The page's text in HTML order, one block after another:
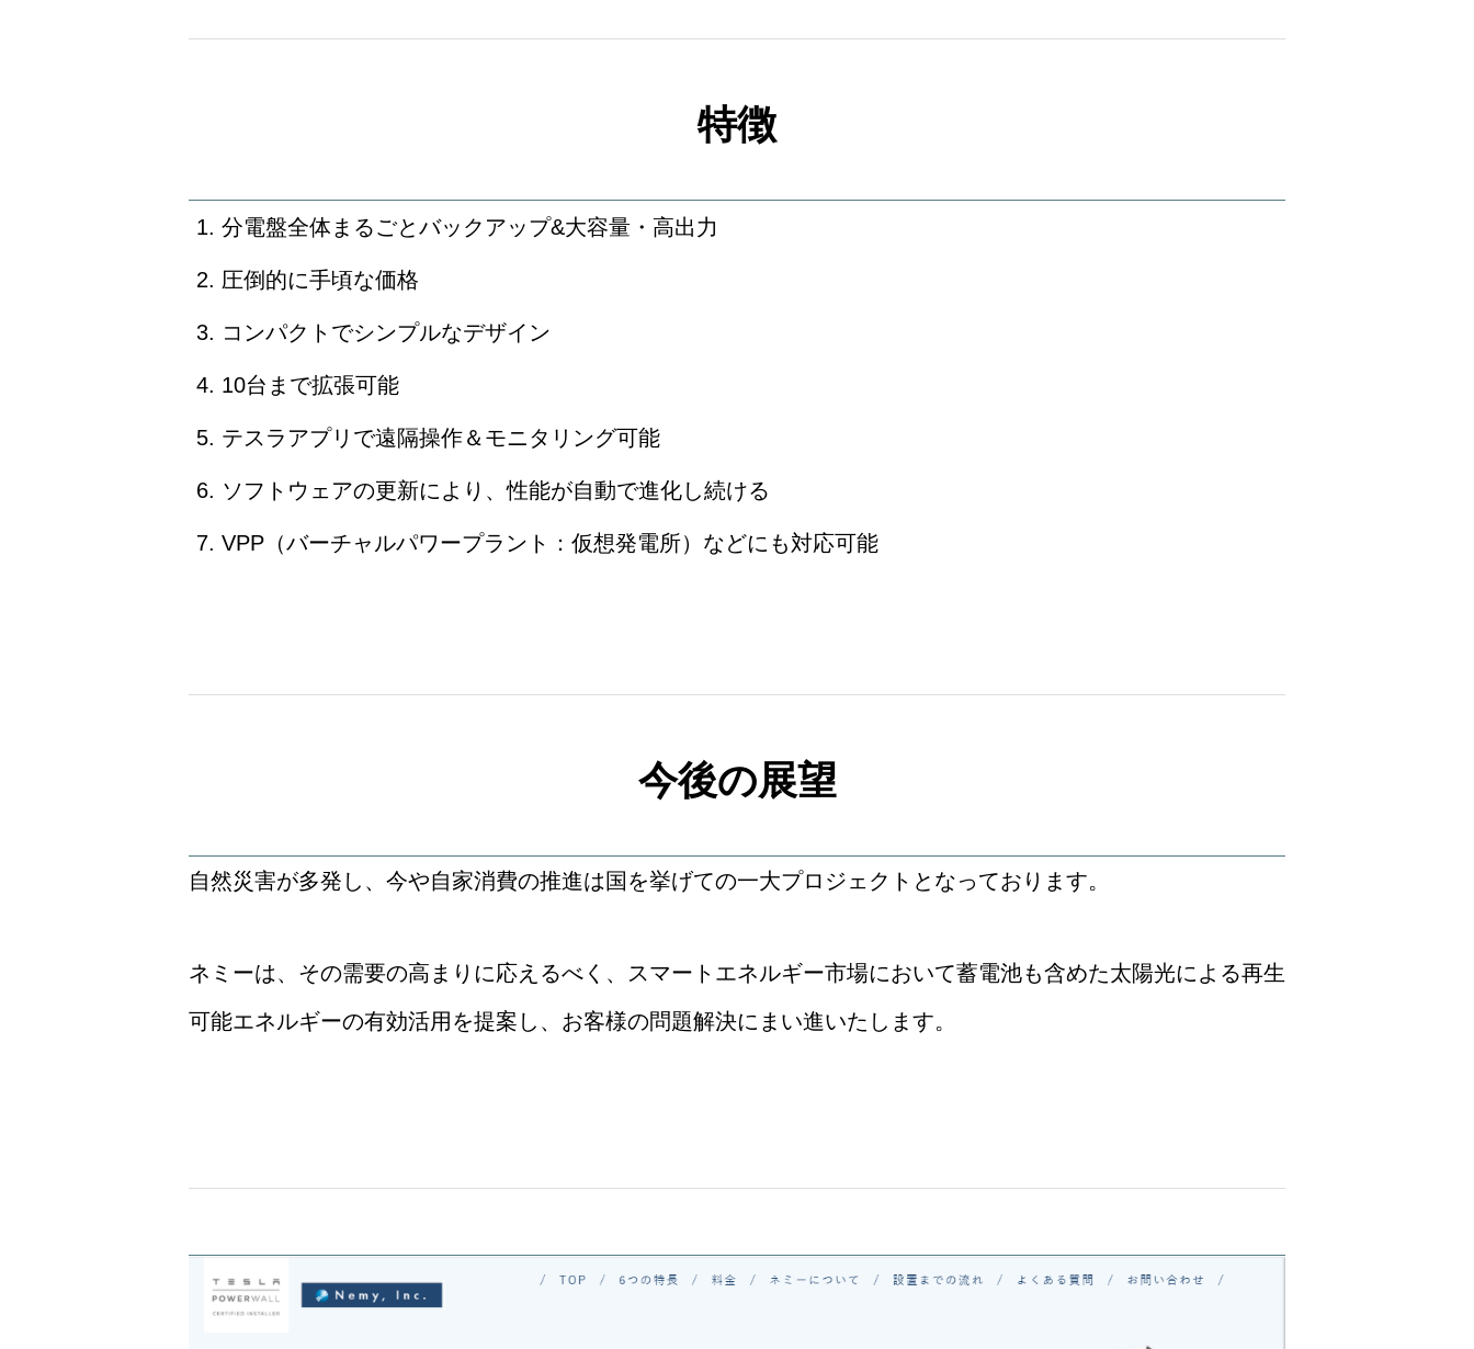
特徴
分電盤全体まるごとバックアップ&大容量・高出力
圧倒的に手頃な価格
コンパクトでシンプルなデザイン
10台まで拡張可能
テスラアプリで遠隔操作＆モニタリング可能
ソフトウェアの更新により、性能が自動で進化し続ける
VPP（バーチャルパワープラント：仮想発電所）などにも対応可能
今後の展望
自然災害が多発し、今や自家消費の推進は国を挙げての一大プロジェクトとなっております。
ネミーは、その需要の高まりに応えるべく、スマートエネルギー市場において蓄電池も含めた太陽光による再生
可能エネルギーの有効活用を提案し、お客様の問題解決にまい進いたします。